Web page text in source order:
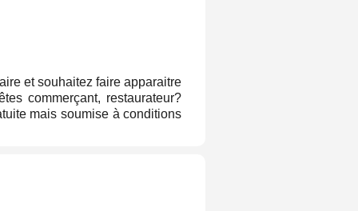
et souhaitez faire apparaitre
commerçant, restaurateur?
mais soumise à conditions